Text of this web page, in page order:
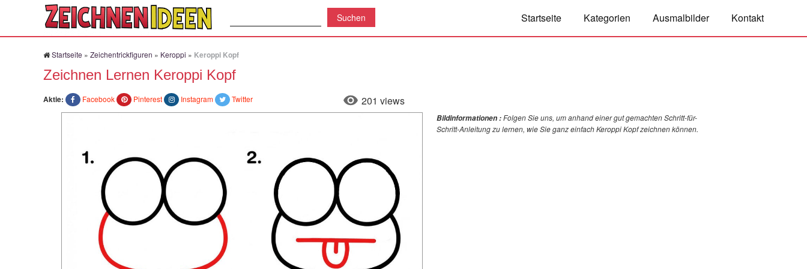
Startseite Kategorien Ausmalbilder Kontakt
Startseite » Zeichentrickfiguren » Keroppi » Keroppi Kopf
Zeichnen Lernen Keroppi Kopf
Aktie: Facebook Pinterest Instagram Twitter 201 views
Bildinformationen :Folgen Sie uns, um anhand einer gut gemachten Schritt-für-
Schritt-Anleitung zu lernen, wie Sie ganz einfach Keroppi Kopf zeichnen können.